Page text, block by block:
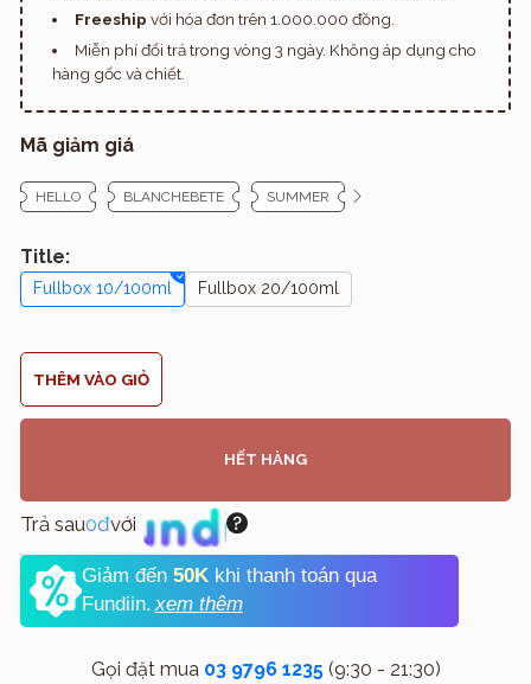
Freeship với hóa đơn trên 1.000.000 đồng.
Miễn phí đổi trả trong vòng 3 ngày. Không áp dụng cho
hàng gốc và chiết.
Mã giảm giá
HELLO BLANCHEBETE SUMMER
Title:
Fullbox 10/100ml Fullbox 20/100ml
THÊM VÀO GIỎ
HẾT HÀNG
Trả sau0đvới
Giảm đến 50K khi thanh toán qua
Fundiin.xem thêm
Gọi đặt mua 03 9796 1235(9:30 - 21:30)